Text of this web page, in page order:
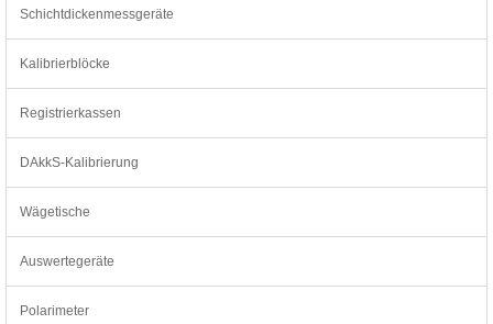
Schichtdickenmessgeräte
Kalibrierblöcke
Registrierkassen
DAkkS-Kalibrierung
Wägetische
Auswertegeräte
Polarimeter